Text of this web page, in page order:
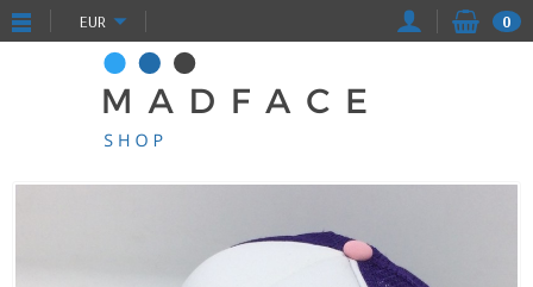
EUR 0